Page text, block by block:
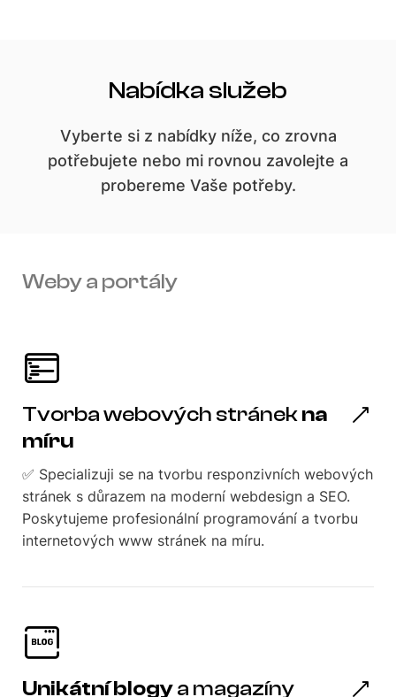
Nabídka služeb
Vyberte si z nabídky níže, co zrovna
potřebujete nebo mi rovnou zavolejte a
probereme Vaše potřeby.
Weby a portály
Tvorba webových stránekna
míru
✅ Specializuji se na tvorbu responzivních webových
stránek s důrazem na moderní webdesign a SEO.
Poskytujeme profesionální programování a tvorbu
internetových www stránek na míru.
Unikátní blogya magazíny